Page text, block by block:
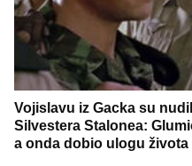
Vojislavu iz Gacka su
Silvestera Stalonea:
a onda dobio ulogu